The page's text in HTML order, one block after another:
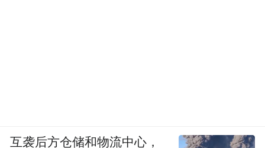
互袭后方仓储和物流中心，